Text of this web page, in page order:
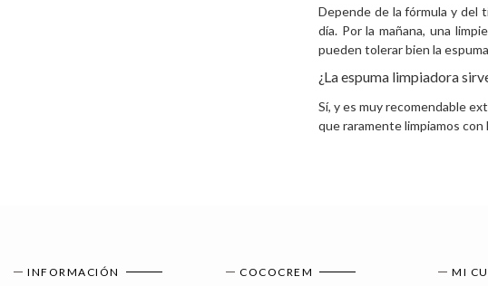
Depende de la fórmula y del
día. Por la mañana, una
pueden tolerar bien la
¿La espuma limpiadora
Sí, y es muy recomendable
que raramente limpiamos
INFORMACIÓN COCOCREM MI